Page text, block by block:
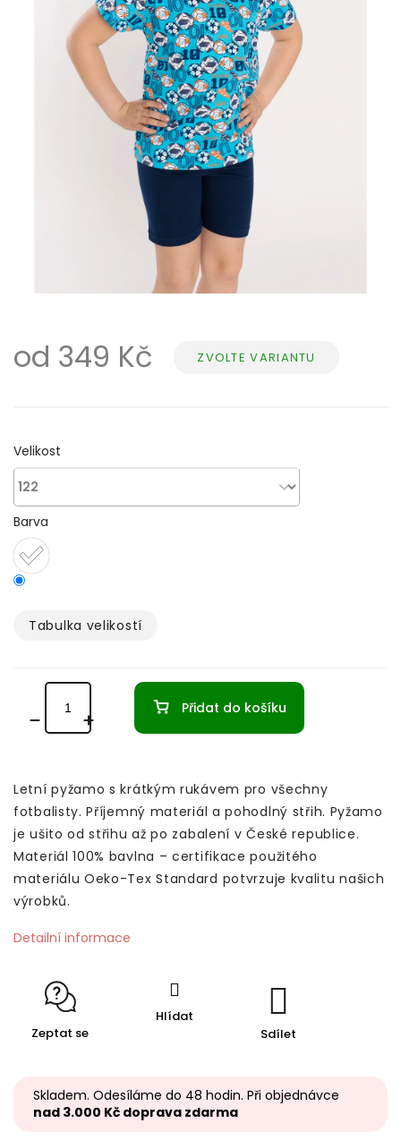
od 349 Kč Měrná
ZVOLTE VARIANTU
Velikost
Barva
Tabulka velikostí­
Přidat do košíku
Letní pyžamo s krátkým rukávem pro všechny
fotbalisty. Příjemný materiál a pohodlný střih. Pyžamo
je ušito od střihu až po zabalení v České republice.
Materiál 100% bavlna – certifikace použitého
materiálu Oeko-Tex Standard potvrzuje kvalitu našich
výrobků.
Detailní informace
Zeptat se
Hlídat
Sdílet
Skladem. Odesíláme do 48 hodin. Při objednávce
nad 3.000 Kč doprava zdarma